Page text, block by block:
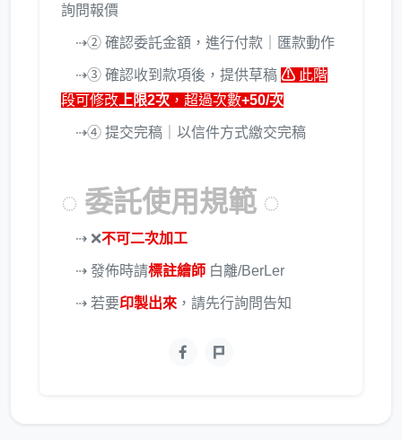
詢問報價
⇢② 確認委託金額，進行付款｜匯款動作
⇢③ 確認收到款項後，提供草稿 ⚠ 此階
段可修改 上限2次 ，超過次數+50/次
⇢④ 提交完稿｜以信件方式繳交完稿
◌ 委託使用規範 ◌
⇢ ❌不可二次加工
⇢ 發佈時請標註繪師 白離/BerLer
⇢ 若要印製出來 ，請先行詢問告知